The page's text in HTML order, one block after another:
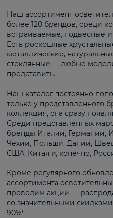
Наш ассортимент
более 120 брендов, среди
встраиваемые, подвесные
Есть роскошные
металлические,
стеклянные — любые
представить.
Наш каталог постоянно
только у представленного
коллекция, она сразу
Среди представленных
бренды Италии, Германии,
Чехии, Польши, Дании,
США, Китая и, конечно,
Кроме регулярного
ассортимента
проводим акции —
со значительными
90%!